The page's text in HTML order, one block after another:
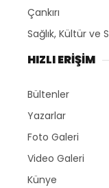
Çankırı
Sağlık, Kültür ve
HIZLI ERİŞİM
Bültenler
Yazarlar
Foto Galeri
Video Galeri
Künye